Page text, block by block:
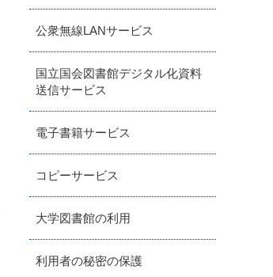
公衆無線LANサービス
国立国会図書館デジタル化資料
送信サービス
電子書籍サービス
コピーサービス
大学図書館の利用
利用者の秘密の保護